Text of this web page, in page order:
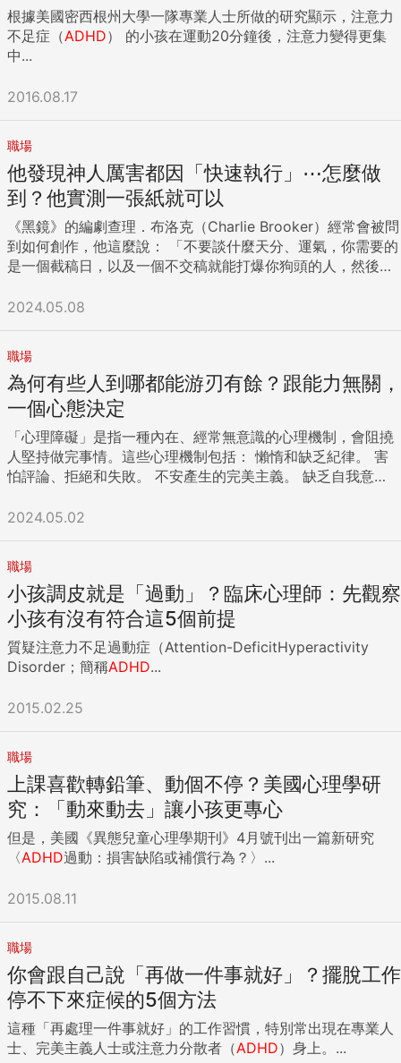
根據美國密西根州大學一隊專業人士所做的研究顯示，注意力
不足症（ADHD） 的小孩在運動20分鐘後，注意力變得更集
中...
2016.08.17
職場
他發現神人厲害都因「快速執行」⋯怎麼做
到？他實測一張紙就可以
《黑鏡》的編劇查理．布洛克（Charlie Brooker）經常會被問
到如何創作，他這麼說： 「不要談什麼天分、運氣，你需要的
是一個截稿日，以及一個不交稿就能打爆你狗頭的人，然後你
寫作的時候，似乎不到交稿前最後一刻，就沒有靈感。每次都
話題，發現這是大家的通病，尤其是文字工作者最甚。 我不知
道「拖延症」這個詞是從什麼時候開始流行的，但似乎戳中太
多人的「痛點」了。看TED演講者蒂姆講拖延症話題的影片，
一直以來都是平台上播放量最高的，就知道了。 微軟聯合創始
人比爾・蓋茲（Bill Gates）在內布拉斯加大學林肯商學院演講
時，坦言自己「曾經是一個嚴重的拖延症患者」，在哈佛大學
讀書的時候，他常拖到考試的最後一刻才開始複習功課。後來
今已有了很大的改善，但比爾・蓋茲表示，時至今日，自己仍
在努力和拖延症做鬥爭，經常會有意識的提醒自己提高效率，
不要拖延。 中國社科院的一項調查資料顯示，中國80％的大
學生和86％的職場人士都有拖延症；50％的人不到最後一刻，
絕不開始工作；13％的人若沒有人催，就不能完成工作。 看來
天下真的苦「拖延症」久矣。從詞源學上來說，「拖延」
（Procrastination）這個詞有兩個意思，一是把事情推遲到明
天再做，二是做與更好的判斷背道而馳的事情。 那拖延的本質
是什麼？有一本書叫作《拖延心理學》，是被視為能夠戰勝拖
延症的「聖經」，據說作者拖了整整兩年才交稿。 裡面有這麼
一個觀點：拖延的人往往都有失敗恐懼症，他們的內心，被一
個錯誤的邏輯束縛： 做事失敗=我能力有問題=我是個沒有價
值的人 因為害怕失敗所以不願意開始，導致拖延。拖延症最大
的壞處不是拖延本身，而是「折磨我們」。在這個過程中，事
情一直在那裡，無論做其他什麼事，心裡還是會惦記。 隨著截
止時間臨近，痛苦程度也呈指數級增長。如果最後沒做好，我
們也會懊惱，畢竟是自己一拖再拖，結果壞了事。大多情況
下，產生拖延的原因有以下6個： 不重視這件事。 不喜歡這件
到誘惑。 作為曾經的拖延症「重度患者」、現在的「輕度患
呢？ 其實核心就9個字：立刻做、系統做、享受做。 1.立刻
做：5分鐘行動法 我一直相信一個觀點：先完成，再完美。完
美是相對的，處於概念層面；但是完成任務是必須的，是需要
付諸行動的。你要先搭出框架，初步填充，再根據回饋進行升
級，而不是苛求一步到位。 我也推薦一個方法，叫作5分鐘法
則。對於自己不想完成的事情，強迫自己做5分鐘的任務，你
2024.05.08
職場
為何有些人到哪都能游刃有餘？跟能力無關，
一個心態決定
「心理障礙」是指一種內在、經常無意識的心理機制，會阻撓
人堅持做完事情。這些心理機制包括： 懶惰和缺乏紀律。 害
怕評論、拒絕和失敗。 不安產生的完美主義。 缺乏自我意
為，因此會讓人無法持續到底。 懶惰和缺乏紀律 無法堅持到
缺乏紀律，則會讓我們浪費時間在讓人分心的事和娛樂活動。
我們可能會在行事曆上做好計畫、寫好待辦清單、預先準備好
所需要的東西，但就是缺少意志力和紀律，讓我們直接開始、
向前推進。我們常只看到自己必須要做的犧牲（即使非常微
小），卻草率的決定：自己不值得做那樣的犧牲。 意志力是讓
身體行動的那股動力，而紀律是指引動力的那個重心所在，如
律，我們的身體會持續停留在一種不活躍的狀態，那麼就絕對
無法堅持完成目標。 害怕評論、拒絕和失敗 來看蘿拉的故
事。她是位地方組織的志工，協助募集教育資源提供給弱勢孩
童。她想要舉辦一個募款活動來召集更多贊助者。她已經計畫
好要做的事，也列出可以找的對象，讓募款活動能夠進行。 然
而，在真正展開行動的第一通電話前，她卻感到呼吸困難。 她
開始猶豫，同時想著： 「要是我辦的活動，沒有人來連署該怎
麼辦？」「要是社區主委駁回我的想法，造成計畫失敗得一塌
糊塗呢？」「要是最後花的錢比募到的費用還多呢？」 所以，
她完全捨棄這項主意。放棄的當下，她立刻感到自己能夠自在
呼吸了。 阻止蘿拉完成這件事的，其實是她害怕受評斷、被拒
絕，以及害怕失敗的想法。對她而言，「不堅持到底」反而是
種自我保護的行為，是一種不讓自己因為失敗而受傷的方式。
只要她不請求任何事，就不會被拒絕。 還有，既然不曾去追求
一個目標，就沒有人能說她失敗了。 因此，害怕受評論、遭到
拒絕，以及害怕失敗，都會讓我們無法達成目標。思考至此，
那就乾脆不要採取任何行動、也打消任何做出成效的可能性，
因為那會受到檢視和評論。不會受到別人檢視或評論，也就意
2024.05.02
職場
小孩調皮就是「過動」？臨床心理師：先觀察
小孩有沒有符合這5個前提
質疑注意力不足過動症（Attention-DeficitHyperactivity
Disorder；簡稱ADHD...
2015.02.25
職場
上課喜歡轉鉛筆、動個不停？美國心理學研
究：「動來動去」讓小孩更專心
但是，美國《異態兒童心理學期刊》4月號刊出一篇新研究
〈ADHD過動：損害缺陷或補償行為？〉...
2015.08.11
職場
你會跟自己說「再做一件事就好」？擺脫工作
停不下來症候的5個方法
這種「再處理一件事就好」的工作習慣，特別常出現在專業人
士、完美主義人士或注意力分散者（ADHD）身上。...